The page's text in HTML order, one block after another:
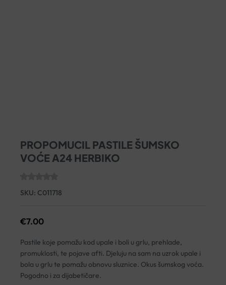
PROPOMUCIL PASTILE ŠUMSKO
VOĆE A24 HERBIKO
SKU: C011718
€7.00
Pastile koje pomažu kod upale i boli u grlu, prehlade,
promuklosti, te pojaveafti. Djeluju na sam na uzrok upale i
bola u grlu te pomažu obnovu sluznice. Okus šumskog voća.
Pogodno i za dijabetičare.